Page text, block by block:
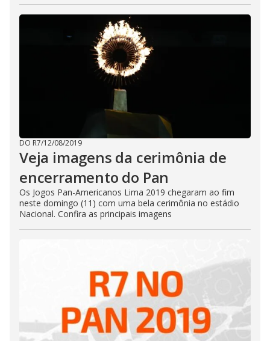
DO R7/12/08/2019
Veja imagens da cerimônia de
encerramento do Pan
Os Jogos Pan-Americanos Lima 2019 chegaram ao fim
neste domingo (11) com uma bela cerimônia no estádio
Nacional. Confira as principais imagens